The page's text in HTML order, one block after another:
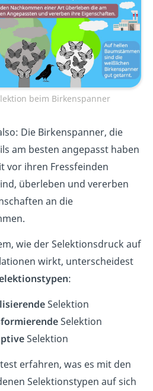
beim Birkenspanner
Die Birkenspanner, die
am besten angepasst haben
vor ihren Fressfeinden
überleben und vererben
an die
wie der Selektionsdruck auf
wirkt, unterscheidest
:
Selektion
Selektion
Selektion
erfahren, was es mit den
Selektionstypen auf sich